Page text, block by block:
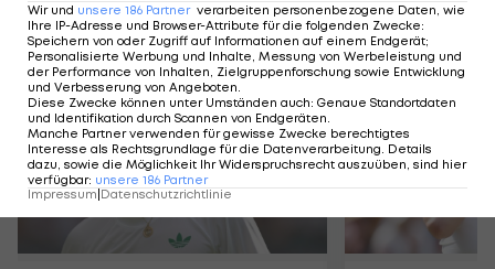
Mehr zum Thema
Wir und unsere 186 Partner verarbeiten personenbezogene Daten, wie
Ihre IP-Adresse und Browser-Attribute für die folgenden Zwecke:
Speichern von oder Zugriff auf Informationen auf einem Endgerät;
Personalisierte Werbung und Inhalte, Messung von Werbeleistung und
der Performance von Inhalten, Zielgruppenforschung sowie Entwicklung
und Verbesserung von Angeboten
Diese Zwecke können unter Umständen auch: Genaue Standortdaten
und Identifikation durch Scannen von Endgeräten
Manche Partner verwenden für gewisse Zwecke berechtigtes
Interesse als Rechtsgrundlage für die Datenverarbeitung. Details
dazu, sowie die Möglichkeit Ihr Widerspruchsrecht auszuüben, sind hier
verfügbar: unsere 186 Partner
Impressum|Datenschutzrichtlinie